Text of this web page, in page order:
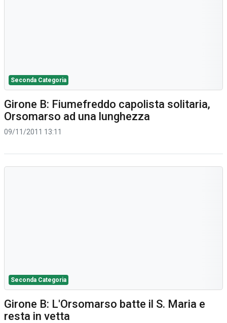
Seconda Categoria
Girone B: Fiumefreddo capolista solitaria,
Orsomarso ad una lunghezza
09/11/2011 13:11
Seconda Categoria
Girone B: L'Orsomarso batte il S. Maria e
resta in vetta